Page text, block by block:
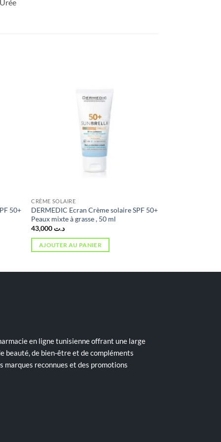
50+
CRÈME SOLAIRE
DERMEDIC Ecran Crème solaire SPF 50+
Peaux mixte à grasse , 50 ml
د.ت
AJOUTER AU PANIER
en ligne tunisienne offrant une large
beauté, de bien-être et de compléments
marques reconnues et des promotions